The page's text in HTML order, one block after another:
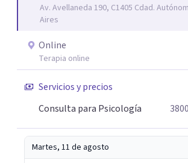
Av. Avellaneda 190, C1405 Cdad.
Aires
Online
Terapia online
Servicios y precios
Consulta para Psicología
Martes, 11 de agosto